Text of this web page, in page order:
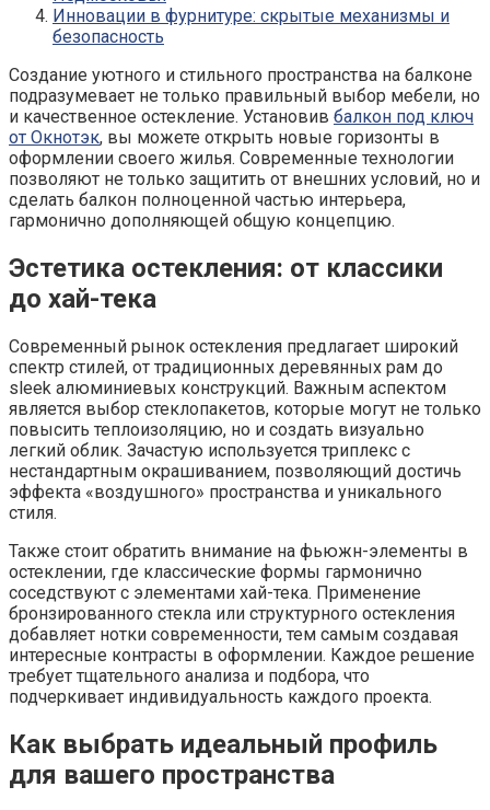
Инновации в фурнитуре: скрытые механизмы и
безопасность
Создание уютного и стильного пространства на балконе
подразумевает не только правильный выбор мебели, но
и качественное остекление. Установив балкон под ключ
от Окнотэк, вы можете открыть новые горизонты в
оформлении своего жилья. Современные технологии
позволяют не только защитить от внешних условий, но и
сделать балкон полноценной частью интерьера,
гармонично дополняющей общую концепцию.
Эстетика остекления: от классики
до хай-тека
Современный рынок остекления предлагает широкий
спектр стилей, от традиционных деревянных рам до
sleek алюминиевых конструкций. Важным аспектом
является выбор стеклопакетов, которые могут не только
повысить теплоизоляцию, но и создать визуально
легкий облик. Зачастую используется триплекс с
нестандартным окрашиванием, позволяющий достичь
эффекта «воздушного» пространства и уникального
стиля.
Также стоит обратить внимание на фьюжн-элементы в
остеклении, где классические формы гармонично
соседствуют с элементами хай-тека. Применение
бронзированного стекла или структурного остекления
добавляет нотки современности, тем самым создавая
интересные контрасты в оформлении. Каждое решение
требует тщательного анализа и подбора, что
подчеркивает индивидуальность каждого проекта.
Как выбрать идеальный профиль
для вашего пространства